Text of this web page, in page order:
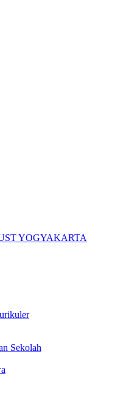
YOGYAKARTA
Sekolah